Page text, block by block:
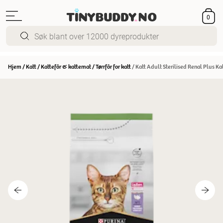
0
Hjem /Katt/Kattefôr & kattemat/Tørrfôr for katt/Katt Adult Sterilised Renal Plus